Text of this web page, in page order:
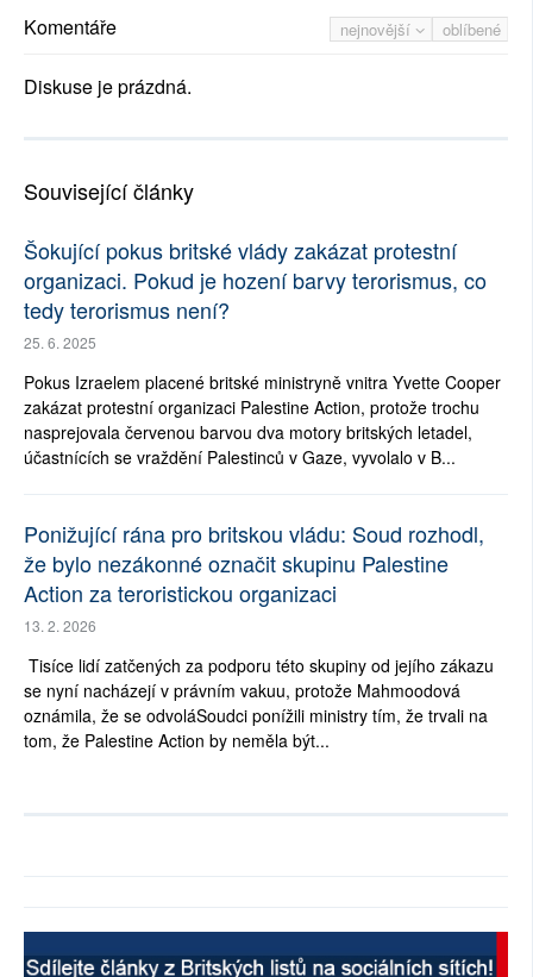
nejnovější oblíbené
Komentáře
Diskuse je prázdná.
Související články
Šokující pokus britské vlády zakázat protestní
organizaci. Pokud je hození barvy terorismus, co
tedy terorismus není?
25. 6. 2025
Pokus Izraelem placené britské ministryně vnitra Yvette Cooper
zakázat protestní organizaci Palestine Action, protože trochu
nasprejovala červenou barvou dva motory britských letadel,
účastnících se vraždění Palestinců v Gaze, vyvolalo v B...
Ponižující rána pro britskou vládu: Soud rozhodl,
že bylo nezákonné označit skupinu Palestine
Action za teroristickou organizaci
13. 2. 2026
Tisíce lidí zatčených za podporu této skupiny od jejího zákazu
se nyní nacházejí v právním vakuu, protože Mahmoodová
oznámila, že se odvoláSoudci ponížili ministry tím, že trvali na
tom, že Palestine Action by neměla být...